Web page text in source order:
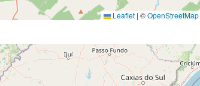
Leaflet | ©OpenStreetMap